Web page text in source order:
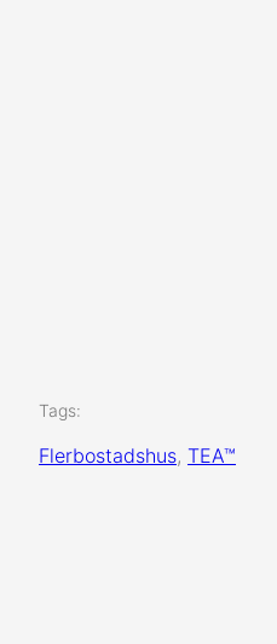
Tags:
Flerbostadshus, TEA™